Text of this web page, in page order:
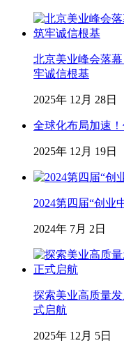
北京美业峰会落
牢诚信根基
2025年 12月 28日
全球化布局加速
2025年 12月 19日
2024第四届“创业
2024年 7月 2日
探索美业高质量
式启航
2025年 12月 5日